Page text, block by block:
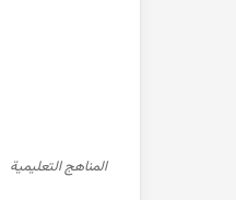
المناهج التعليمية